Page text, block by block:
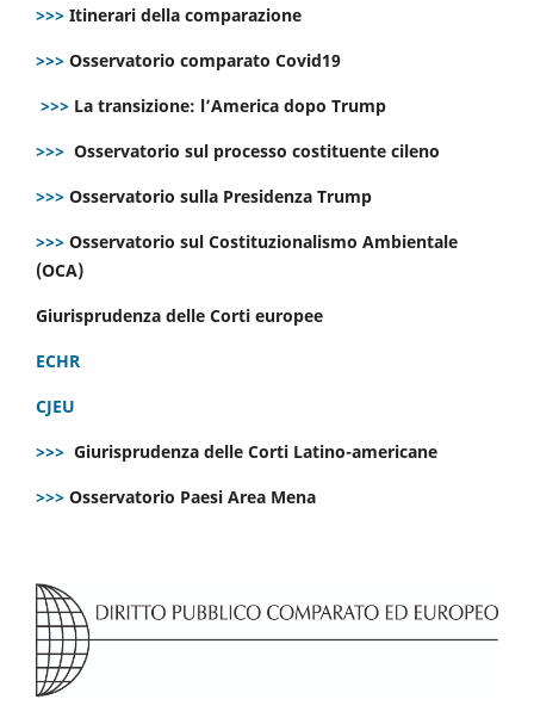
>>> Itinerari della comparazione
>>> Osservatorio comparato Covid19
>>> La transizione: l’America dopo Trump
>>> Osservatorio sul processo costituente cileno
>>> Osservatorio sulla Presidenza Trump
>>> Osservatorio sul Costituzionalismo Ambientale
(OCA)
Giurisprudenza delle Corti europee
ECHR
CJEU
>>> Giurisprudenza delle Corti Latino-americane
>>> Osservatorio Paesi Area Mena